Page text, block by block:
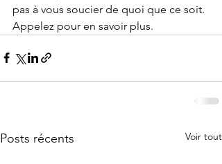
pas à vous soucier de quoi que ce soit.
Appelez pour en savoir plus.
Posts récents Voir tout